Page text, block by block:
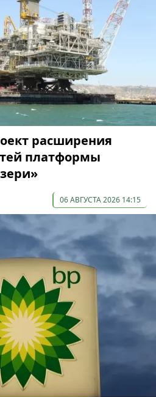
расширения
платформы
06 АВГУСТА 2026 14:15